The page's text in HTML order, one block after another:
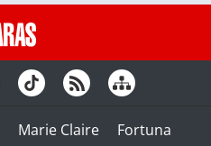
Marie Claire
Fortuna